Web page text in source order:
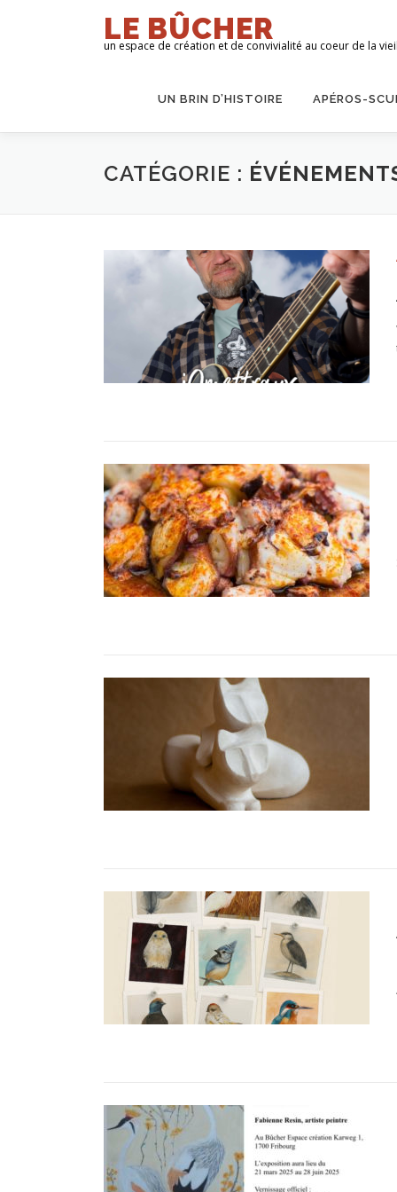
LE BÛCHER
un espace de création et de convivialité au coeur de la
UN BRIN D’HISTOIRE APÉROS-
CATÉGORIE :